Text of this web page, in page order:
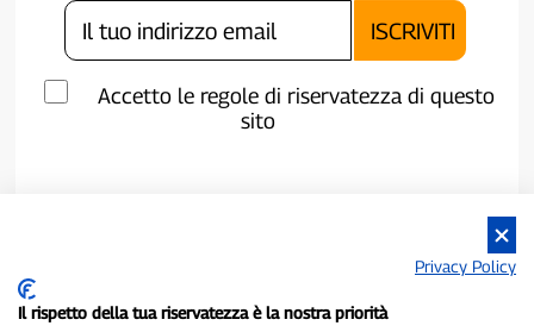
Accetto le regole di riservatezza di questo
sito
Privacy Policy
Il rispetto della tua riservatezza è la nostra priorità